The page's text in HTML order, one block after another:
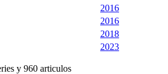
2016
2016
2018
2023
y 960 articulos